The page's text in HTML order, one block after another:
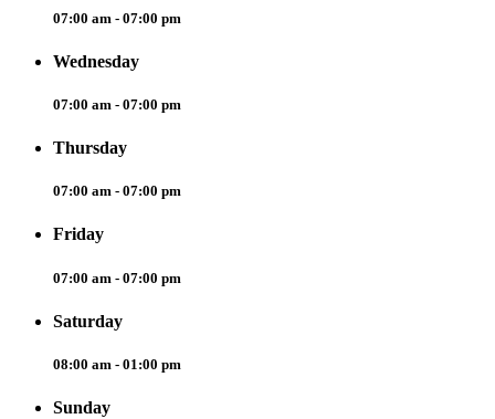
07:00 am - 07:00 pm
Wednesday
07:00 am - 07:00 pm
Thursday
07:00 am - 07:00 pm
Friday
07:00 am - 07:00 pm
Saturday
08:00 am - 01:00 pm
Sunday